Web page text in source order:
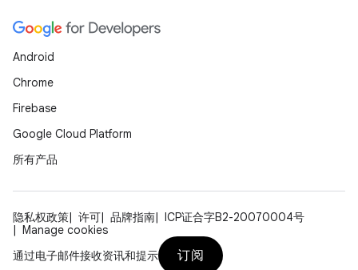
Android
Chrome
Firebase
Google Cloud Platform
所有产品
隐私权政策 许可 品牌指南
ICP证合字B2-20070004号
Manage cookies
通过电子邮件接收资讯和提示
订阅